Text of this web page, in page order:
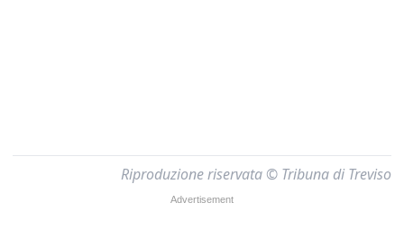
Riproduzione riservata © Tribuna di Treviso